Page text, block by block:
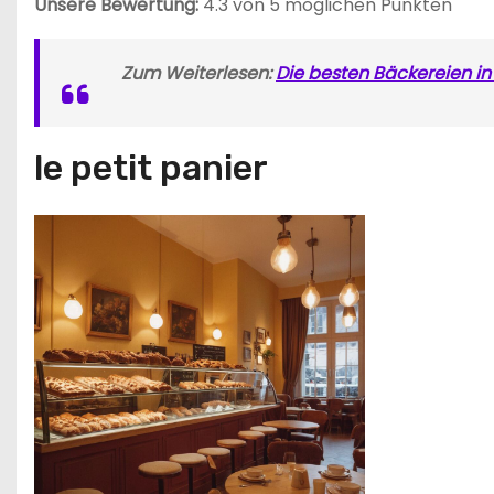
Zum Weiterlesen:Die besten Bäckereien
le petit panier